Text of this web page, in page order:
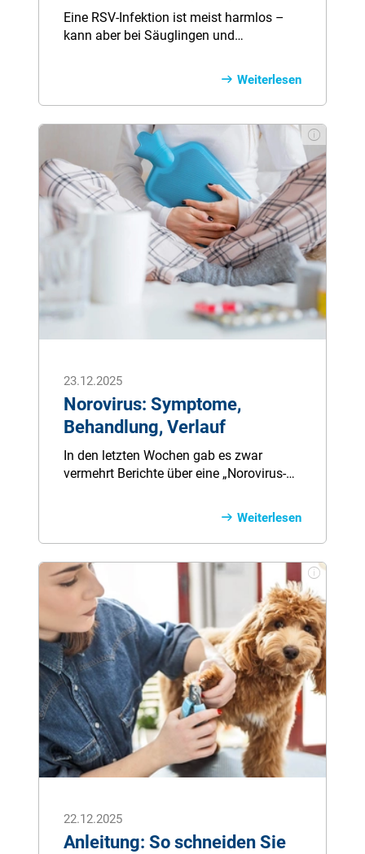
Symptome, Verlauf,
Behandlung
Eine RSV-Infektion ist meist harmlos –
kann aber bei Säuglingen und
manchen Fällen kommt es zu Atemnot,
Bronchiolitis oder Lungenentzündung,
sodass eine Behandlung im Krankenhaus
nötig wird. Wir zeigen, welche Symptome
typisch sind, wann ärztliche Hilfe wichtig
ist und welche Therapien eingesetzt
werden.
Weiterlesen
23.12.2025
Norovirus: Symptome,
Behandlung, Verlauf
In den letzten Wochen gab es zwar
vermehrt Berichte über eine „Norovirus-
medizinischen Fachquellen ist die
Entwicklung jedoch nicht grundsätzlich
ungewöhnlich für die Jahreszeit.
Entscheidend ist, dass die Norovirus-
Aktivität im Winter regelmäßig zunimmt
und lokale Ausbrüche – etwa in
Einrichtungen mit engem Kontakt –
häufig sind.
Weiterlesen
22.12.2025
Anleitung: So schneiden Sie